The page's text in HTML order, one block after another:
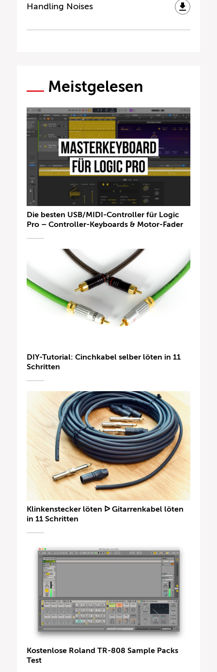
Handling Noises
Meistgelesen
Die besten USB/MIDI-Controller für Logic
Pro – Controller-Keyboards & Motor-Fader
DIY-Tutorial: Cinchkabel selber löten in 11
Schritten
Klinkenstecker löten ᐅ Gitarrenkabel löten
in 11 Schritten
Kostenlose Roland TR-808 Sample Packs
Test